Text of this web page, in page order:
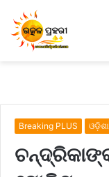
Breaking PLUS ଓଡ଼ିଶା